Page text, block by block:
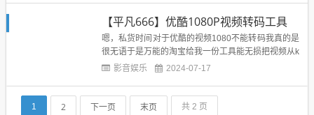
【平凡666】优酷1080P视频转码工具
嗯，私货时间对于优酷的视频1080不能转码我真的是
很无语于是万能的淘宝给我一份工具能无损把视频从k
ux格式转换成MP4格式方便而且好用，下载优酷视频
影音娱乐 2024-07-17
1 2 下一页 末页 共 2 页